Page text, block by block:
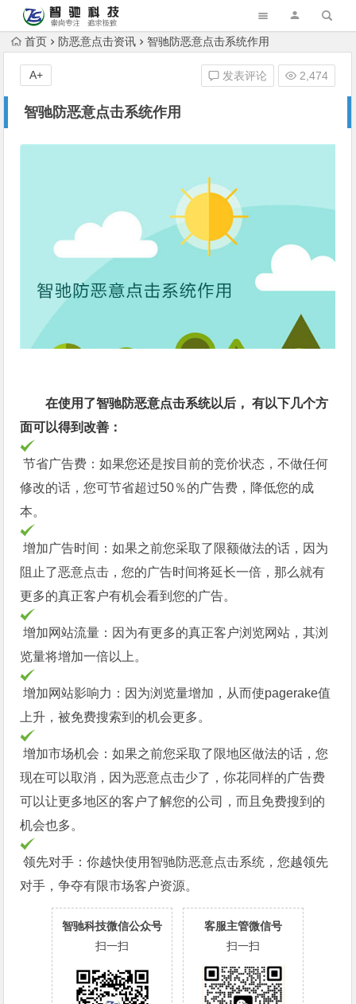
首页 防恶意点击资讯 智驰防恶意点击系统作用
智驰防恶意点击系统作用
发表评论 2,474
A+
在使用了智驰防恶意点击系统以后， 有以下几个方
面可以得到改善：
节省广告费：如果您还是按目前的竞价状态，不做任何
修改的话，您可节省超过50％的广告费，降低您的成
本。
增加广告时间：如果之前您采取了限额做法的话，因为
阻止了恶意点击，您的广告时间将延长一倍，那么就有
更多的真正客户有机会看到您的广告。
增加网站流量：因为有更多的真正客户浏览网站，其浏
览量将增加一倍以上。
增加网站影响力：因为浏览量增加，从而使pagerake值
上升，被免费搜索到的机会更多。
增加市场机会：如果之前您采取了限地区做法的话，您
现在可以取消，因为恶意点击少了，你花同样的广告费
可以让更多地区的客户了解您的公司，而且免费搜到的
机会也多。
领先对手：你越快使用智驰防恶意点击系统，您越领先
对手，争夺有限市场客户资源。
智驰科技微信公众号
扫一扫
客服主管微信号
扫一扫